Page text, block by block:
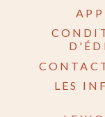
LES